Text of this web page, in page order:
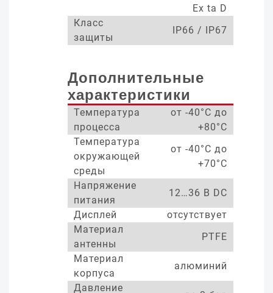
Ex ta D
Класс
защиты
IP66 / IP67
Дополнительные
характеристики
Температура
процесса
от -40°С до
+80°С
Температура
окружающей
среды
от -40°С до
+70°С
Напряжение
питания
12…36 В DC
Дисплей
отсутствует
Материал
антенны
PTFE
Материал
корпуса
алюминий
Давление